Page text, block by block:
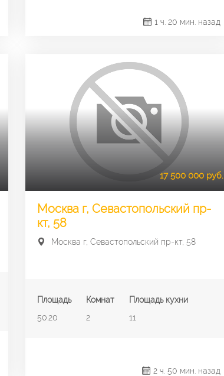
1 ч. 20 мин. назад
17 500 000 руб.
Москва г, Севастопольский пр-
кт, 58
Москва г, Севастопольский пр-кт, 58
Площадь
50.20
Комнат
2
Площадь кухни
11
2 ч. 50 мин. назад